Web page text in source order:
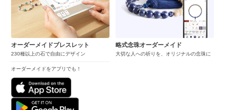
オーダーメイドブレスレット
230種以上の石で自由にデザイン
オーダーメイドをアプリでも！
略式念珠オーダーメイド
大切な人への祈りを、オリジナルの念珠に